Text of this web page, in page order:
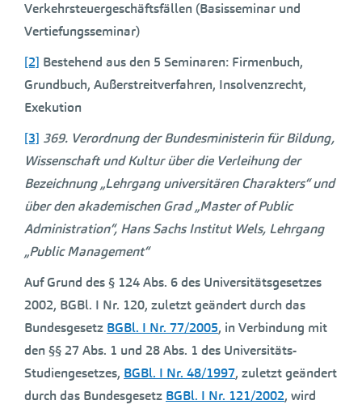
Verkehrsteuergeschäftsfällen (Basisseminar und
Vertiefungsseminar)
[2] Bestehend aus den 5 Seminaren: Firmenbuch,
Grundbuch, Außerstreitverfahren, Insolvenzrecht,
Exekution
[3] 369. Verordnung der Bundesministerin für Bildung,
Wissenschaft und Kultur über die Verleihung der
Bezeichnung „Lehrgang universitären Charakters“ und
über den akademischen Grad „Master of Public
Administration“, Hans Sachs Institut Wels, Lehrgang
„Public Management“
Auf Grund des § 124 Abs. 6 des Universitätsgesetzes
2002, BGBl. I Nr. 120, zuletzt geändert durch das
Bundesgesetz BGBl. I Nr. 77/2005, in Verbindung mit
den §§ 27 Abs. 1 und 28 Abs. 1 des Universitäts-
Studiengesetzes, BGBl. I Nr. 48/1997, zuletzt geändert
durch das Bundesgesetz BGBl. I Nr. 121/2002, wird